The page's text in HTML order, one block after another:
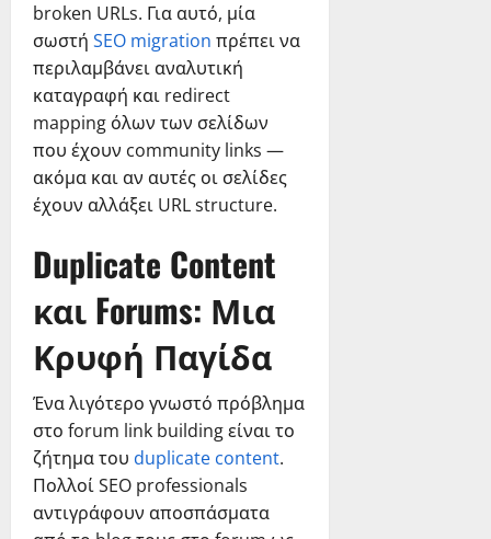
broken URLs. Για αυτό, μία
σωστή SEO migration πρέπει να
περιλαμβάνει αναλυτική
καταγραφή και redirect
mapping όλων των σελίδων
που έχουν community links —
ακόμα και αν αυτές οι σελίδες
έχουν αλλάξει URL structure.
Duplicate Content
και Forums: Μια
Κρυφή Παγίδα
Ένα λιγότερο γνωστό πρόβλημα
στο forum link building είναι το
ζήτημα του duplicate content.
Πολλοί SEO professionals
αντιγράφουν αποσπάσματα